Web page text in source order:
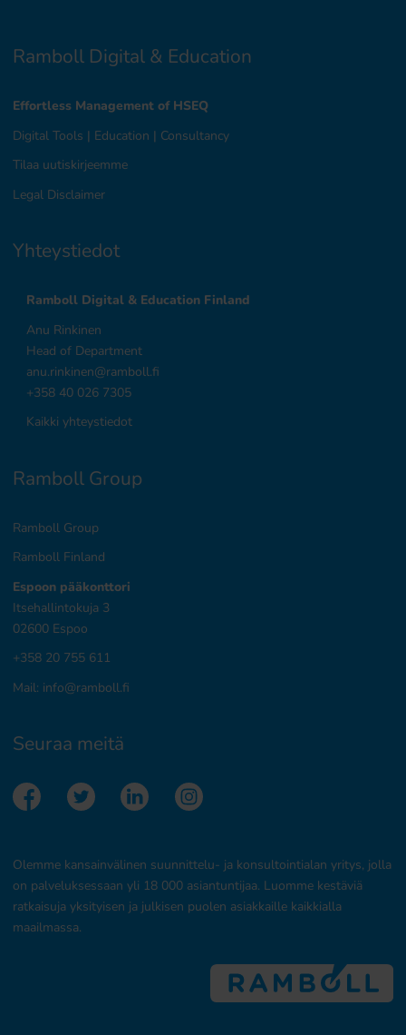
Ramboll Digital & Education
Effortless Management of HSEQ
Digital Tools | Education | Consultancy
Tilaa uutiskirjeemme
Legal Disclaimer
Yhteystiedot
Ramboll Digital & Education Finland
Anu Rinkinen
Head of Department
anu.rinkinen@ramboll.fi
+358 40 026 7305
Kaikki yhteystiedot
Ramboll Group
Ramboll Group
Ramboll Finland
Espoon pääkonttori
Itsehallintokuja 3
02600 Espoo
+358 20 755 611
Mail: info@ramboll.fi
Seuraa meitä
Olemme kansainvälinen suunnittelu- ja konsultointialan yritys, jolla
on palveluksessaan yli 18 000 asiantuntijaa. Luomme kestäviä
ratkaisuja yksityisen ja julkisen puolen asiakkaille kaikkialla
maailmassa.